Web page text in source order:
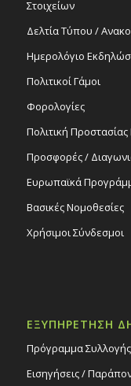
Στοιχείων
Δελτία Τύπου /
Ημερολόγιο
Πολιτικοί Γάμοι
Φορολογίες
Πολιτική
Προσφορές /
Ευρωπαϊκά
Βασικές Νομοθεσίες
Χρήσιμοι Σύνδεσμοι
ΕΞΥΠΗΡΕΤΗΣΗ
Πρόγραμμα
Εισηγήσεις /